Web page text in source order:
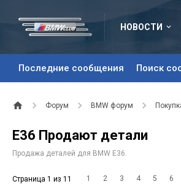
НОВОСТИ
Последние сообщения Поиск
Форум BMW форум
Е36 Продают детали
Продажа деталей для BMW E36.
Страница 1 из 11 1 2 3 4 5 6